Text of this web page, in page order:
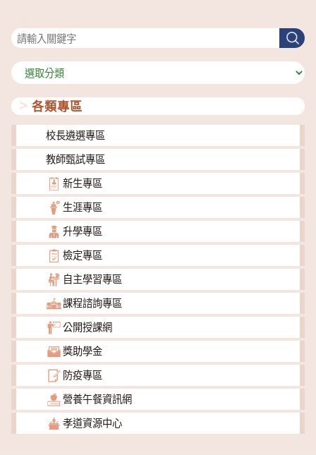
搜
尋
分
類
各類專區
校長遴選專區
教師甄試專區
新生專區
生涯專區
升學專區
檢定專區
自主學習專區
課程諮詢專區
公開授課網
獎助學金
防疫專區
營養午餐資訊網
孝道資源中心